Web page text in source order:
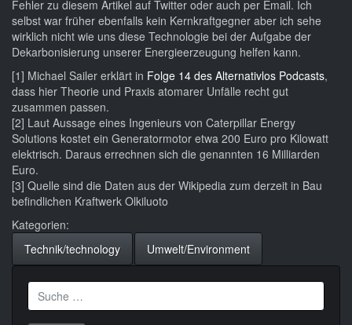
Fehler zu diesem Artikel auf Twitter oder auch per Email. Ich
selbst war früher ebenfalls kein Kernkraftgegner aber ich sehe
wirklich nicht wie uns diese Technologie bei der Aufgabe der
Dekarbonisierung unserer Energieerzeugung helfen kann.
[1] Michael Sailer erklärt in Folge 14 des Alternativlos Podcasts,
dass hier Theorie und Praxis atomarer Unfälle recht gut
zusammen passen.
[2] Laut Aussage eines Ingenieurs von Caterpillar Energy
Solutions kostet ein Generatormotor etwa 200 Euro pro Kilowatt
elektrisch. Daraus errechnen sich die genannten 16 Milliarden
Euro.
[3] Quelle sind die Daten aus der Wikipedia zum derzeit in Bau
befindlichen Kraftwerk Olkiluoto
Kategorien:
Technik/technology
Umwelt/Environment
Suche
nach: